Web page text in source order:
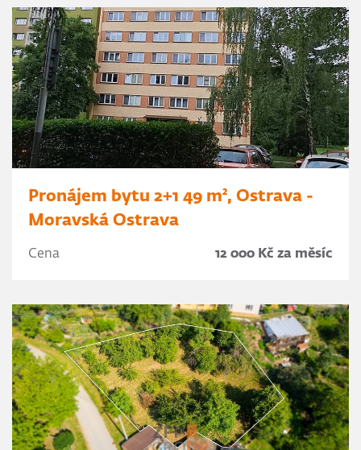
Pronájem bytu 2+1 49 m², Ostrava -
Moravská Ostrava
Cena 12 000 Kč za měsíc